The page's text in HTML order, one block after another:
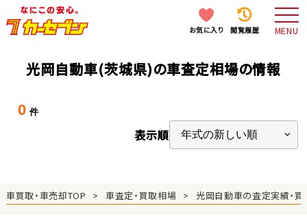
お気に入り 閲覧履歴 MENU
光岡自動車(茨城県)の車査定相場の情報
0 件
表示順
車買取・車売却TOP 車査定・買取相場 光岡自動車の査定実績・